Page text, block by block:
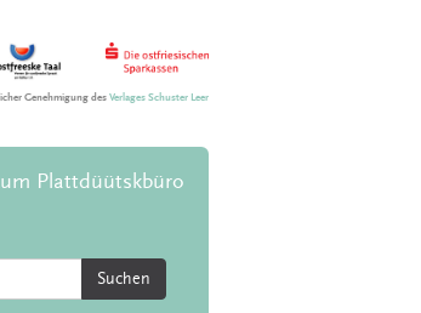
Genehmigung desVerlages Schuster Leer
Plattdüütskbüro
Suchen